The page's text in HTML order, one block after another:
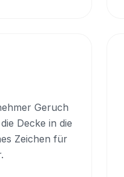
Geruch
Decke in die
Zeichen für